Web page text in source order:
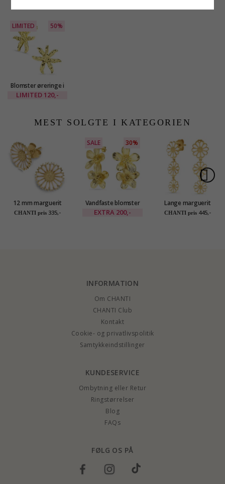
LIMITED 50%
Blomster øreringe i
forgyldt messing -
LIMITED 120,-
MEST SOLGTE I KATEGORIEN
12 mm marguerit
ørestikker i forgyldt
CHANTI pris 335,-
SALE 30%
Vandfaste blomster
øreringe i forgyldt
EXTRA 200,-
Lange marguerit
ørestikker i forgyldt
CHANTI pris 445,-
INFORMATION
Om CHANTI
CHANTI Club
Kontakt
Cookie- og privatlivspolitik
Samtykkeindstillinger
KUNDESERVICE
Ombytning eller Retur
Ringstørrelser
Blog
FAQs
FØLG OS PÅ